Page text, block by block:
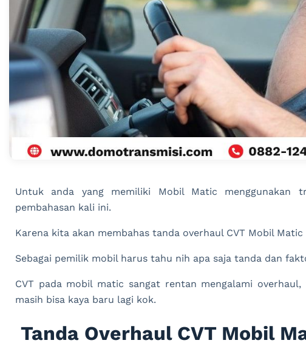
Untuk anda yang memiliki Mobil Matic menggunakan
pembahasan kali ini.
Karena kita akan membahas tanda overhaul CVT Mobil Matic
Sebagai pemilik mobil harus tahu nih apa saja tanda dan
CVT pada mobil matic sangat rentan mengalami
masih bisa kaya baru lagi kok.
Tanda Overhaul CVT Mobil